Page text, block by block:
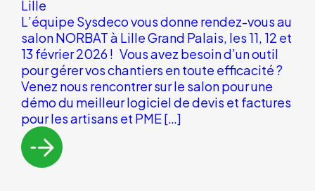
Lille
L’équipe Sysdeco vous donne rendez-vous au
salon NORBAT à Lille Grand Palais, les 11, 12 et
13 février 2026 ! Vous avez besoin d’un outil
pour gérer vos chantiers en toute efficacité ?
Venez nous rencontrer sur le salon pour une
démo du meilleur logiciel de devis et factures
pour les artisans et PME […]